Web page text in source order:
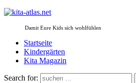
Damit Eure Kids sich wohlfühlen
Startseite
Kindergärten
Kita Magazin
Search for: